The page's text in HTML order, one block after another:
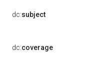
dc:subject
dc:coverage